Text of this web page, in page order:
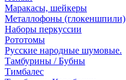
Маракасы, шейкеры
Металлофоны (глокеншпили)
Наборы перкуссии
Рототомы
Русские народные шумовые.
Тамбурины / Бубны
Тимбалес